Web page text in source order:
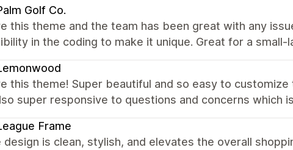
Golf Co.
this theme and the team has been great with any
in the coding to make it unique. Great for a small-
this theme! Super beautiful and so easy to
super responsive to questions and concerns which
Frame
design is clean, stylish, and elevates the overall